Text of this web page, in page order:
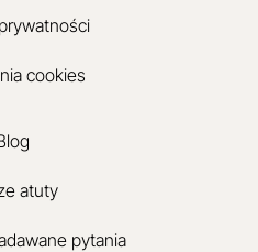
cookies
atuty
pytania